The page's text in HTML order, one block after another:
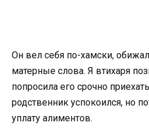
Он вел себя по-хамски,
матерные слова. Я втихаря
попросила его срочно
родственник успокоился, но
уплату алиментов.